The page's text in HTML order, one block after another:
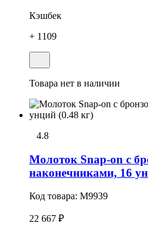
Кэшбек
+ 1109
Товара нет в наличии
4.8
Молоток Snap-on с
наконечниками, 16
Код товара: M9939
22 667 ₽